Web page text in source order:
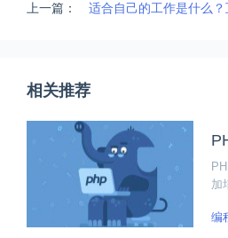
上一篇： 适合自己的工作是什么
相关推荐
加
力
编